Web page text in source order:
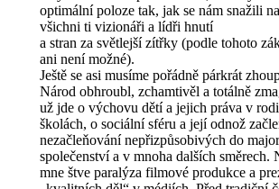
optimální poloze tak, jak se nám snažili
všichni ti vizionáři a lídři hnutí
a stran za světlejší zítřky (podle tohoto
ani není možné).
Ještě se asi musíme pořádně párkrát
Národ obhroubl, zchamtivěl a totálně
už jde o výchovu dětí a jejich práva v
školách, o sociální sféru a její odnož
nezačleňování nepřizpůsobivých do
společenství a v mnoha dalších směrech.
mne štve paralýza filmové produkce a